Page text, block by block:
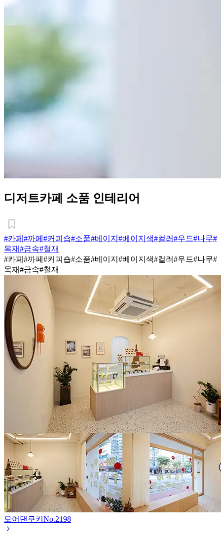
디저트카페 소품 인테리어
#카페 #까페 #커피숍#소품#베이지 #베이지색#컬러#우드#나무#
목재#금속#철재
#카페 #까페 #커피숍#소품#베이지 #베이지색#컬러#우드#나무#
목재#금속#철재
모어댄쿠키 No.2198